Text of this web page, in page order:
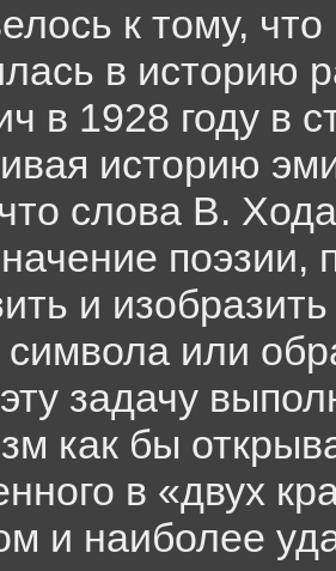
к тому,
в историю
в 1928 году в
историю
слова В.
и
символа или
задачу
как бы
в «двух
и наиболее